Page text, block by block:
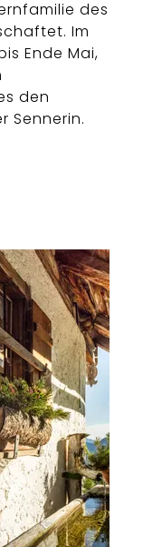
des
Im
Ende Mai,
den
Sennerin.